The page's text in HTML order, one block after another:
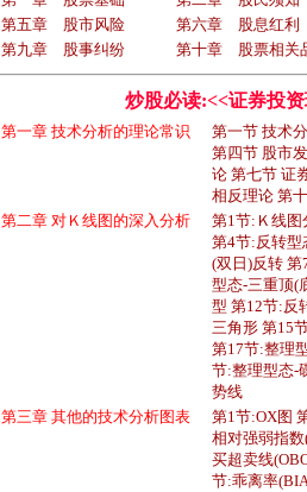
第五章 股市风险
第六章 股息红利
第九章 股事纠纷
第十章 股票相关
炒股必读:<<证券投
第一章 技术分析的理论常识
第一节 技术
第四节 股市
论 第七节 证
相反理论 第
第二章 对Ｋ线图的深入分析
第1节:Ｋ线图
第4节:反转型
(双日)反转
型态-三重顶(
型 第12节:反
三角形 第15
第17节:整理
节:整理型态-
势线
第三章 其他的技术分析图表
第1节:OX图
相对强弱指
买超卖线
节:乖离率